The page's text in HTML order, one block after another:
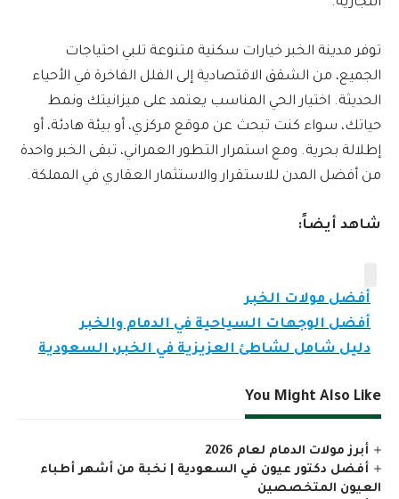
توفر مدينة الخبر خيارات سكنية متنوعة تلبي احتياجات
الجميع، من الشقق الاقتصادية إلى الفلل الفاخرة في الأحياء
الحديثة. اختيار الحي المناسب يعتمد على ميزانيتك ونمط
حياتك، سواء كنت تبحث عن موقع مركزي، أو بيئة هادئة، أو
إطلالة بحرية. ومع استمرار التطور العمراني، تبقى الخبر واحدة
من أفضل المدن للاستقرار والاستثمار العقاري في المملكة.
شاهد أيضاً:
أفضل مولات الخبر
أفضل الوجهات السياحية في الدمام والخبر
دليل شامل لشاطئ العزيزية في الخبر، السعودية
You Might Also Like
أبرز مولات الدمام لعام 2026
أفضل دكتور عيون في السعودية | نخبة من أشهر أطباء
العيون المتخصصين